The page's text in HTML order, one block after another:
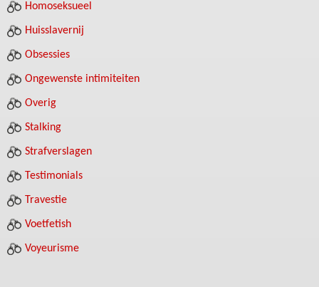
Homoseksueel
Huisslavernij
Obsessies
Ongewenste intimiteiten
Overig
Stalking
Strafverslagen
Testimonials
Travestie
Voetfetish
Voyeurisme